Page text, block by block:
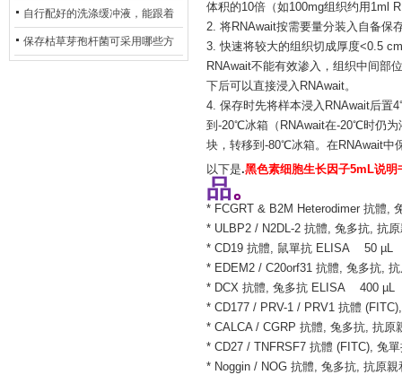
主要诱因
胞系，二者在增殖存活周期上有
什么区别？
自行配好的洗涤缓冲液，能跟着
试剂盒原装干粉放一处储存吗？
保存枯草芽孢杆菌可采用哪些方
体积的10倍（如100mg组织约用1ml
2. 将RNAwait按需要量分装入自备保
3. 快速将较大的组织切成厚度<0.5
RNAwait不能有效渗入，组织中间部
下后可以直接浸入RNAwait。
4. 保存时先将样本浸入RNAwait后置
到-20℃冰箱（RNAwait在-20℃时仍为
块，转移到-80℃冰箱。在RNAwait中
以下是.黑色素细胞生长因子5mL说明
品。
* FCGRT & B2M Heterodimer 抗體,
* ULBP2 / N2DL-2 抗體, 兔多抗,
* CD19 抗體, 鼠單抗 ELISA 50 µL
* EDEM2 / C20orf31 抗體, 兔多抗
* DCX 抗體, 兔多抗 ELISA 400 µL
* CD177 / PRV-1 / PRV1 抗體
* CALCA / CGRP 抗體, 兔多抗, 抗
* CD27 / TNFRSF7 抗體 (FITC), 兔
* Noggin / NOG 抗體, 兔多抗, 抗原